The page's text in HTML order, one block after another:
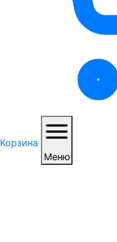
Корзина
Меню